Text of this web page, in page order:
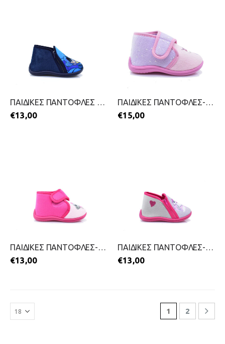
ΠΑΙΔΙΚΕΣ ΠΑΝΤΟΦΛΕΣ ΓΙΑ ΑΓΟΡΙΑ-SMART KIDS-2411-0034-ΜΠΛΕ
€13,00
ΠΑΙΔΙΚΕΣ ΠΑΝΤΟΦΛΕΣ-SMART KIDS-2311-0217-ΡΟΖ
€15,00
ΠΑΙΔΙΚΕΣ ΠΑΝΤΟΦΛΕΣ-SMART KIDS-2411-0330-ΦΟΥΞΙΑ
€13,00
ΠΑΙΔΙΚΕΣ ΠΑΝΤΟΦΛΕΣ-SMART KIDS-2411-0331-ΓΚΡΙ
€13,00
1 2